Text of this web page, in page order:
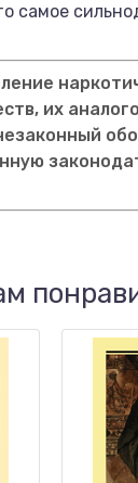
самое
их